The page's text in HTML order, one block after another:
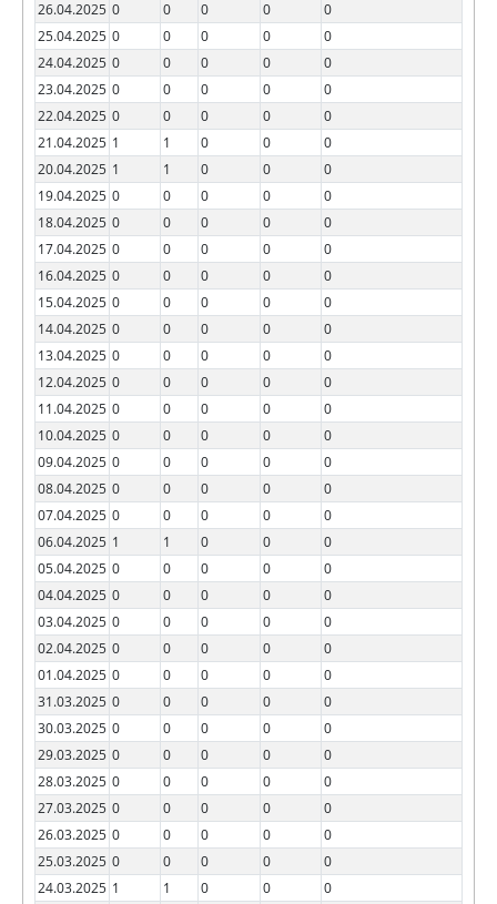
26.04.2025 0 0 0 0
0
25.04.2025 0 0 0 0
0
24.04.2025 0 0 0 0
0
23.04.2025 0 0 0 0
0
22.04.2025 0 0 0 0
0
21.04.2025 1 1 0 0
0
20.04.2025 1 1 0 0
0
19.04.2025 0 0 0 0
0
18.04.2025 0 0 0 0
0
17.04.2025 0 0 0 0
0
16.04.2025 0 0 0 0
0
15.04.2025 0 0 0 0
0
14.04.2025 0 0 0 0
0
13.04.2025 0 0 0 0
0
12.04.2025 0 0 0 0
0
11.04.2025 0 0 0 0
0
10.04.2025 0 0 0 0
0
09.04.2025 0 0 0 0
0
08.04.2025 0 0 0 0
0
07.04.2025 0 0 0 0
0
06.04.2025 1 1 0 0
0
05.04.2025 0 0 0 0
0
04.04.2025 0 0 0 0
0
03.04.2025 0 0 0 0
0
02.04.2025 0 0 0 0
0
01.04.2025 0 0 0 0
0
31.03.2025 0 0 0 0
0
30.03.2025 0 0 0 0
0
29.03.2025 0 0 0 0
0
28.03.2025 0 0 0 0
0
27.03.2025 0 0 0 0
0
26.03.2025 0 0 0 0
0
25.03.2025 0 0 0 0
0
24.03.2025 1 1 0 0
0